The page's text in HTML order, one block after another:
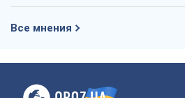
Все мнения